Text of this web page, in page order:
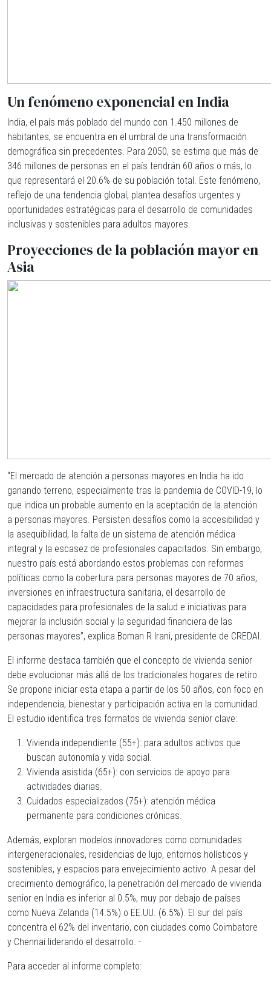
Un fenómeno exponencial en India
India, el país más poblado del mundo con 1.450 millones de
habitantes, se encuentra en el umbral de una transformación
demográfica sin precedentes. Para 2050, se estima que más de
346 millones de personas en el país tendrán 60 años o más, lo
que representará el 20.6% de su población total. Este fenómeno,
reflejo de una tendencia global, plantea desafíos urgentes y
oportunidades estratégicas para el desarrollo de comunidades
inclusivas y sostenibles para adultos mayores.
Proyecciones de la población mayor en
Asia
“El mercado de atención a personas mayores en India ha ido
ganando terreno, especialmente tras la pandemia de COVID-19, lo
que indica un probable aumento en la aceptación de la atención
a personas mayores. Persisten desafíos como la accesibilidad y
la asequibilidad, la falta de un sistema de atención médica
integral y la escasez de profesionales capacitados. Sin embargo,
nuestro país está abordando estos problemas con reformas
políticas como la cobertura para personas mayores de 70 años,
inversiones en infraestructura sanitaria, el desarrollo de
capacidades para profesionales de la salud e iniciativas para
mejorar la inclusión social y la seguridad financiera de las
personas mayores”, explica Boman R Irani, presidente de CREDAI.
El informe destaca también que el concepto de vivienda senior
debe evolucionar más allá de los tradicionales hogares de retiro.
Se propone iniciar esta etapa a partir de los 50 años, con foco en
independencia, bienestar y participación activa en la comunidad.
El estudio identifica tres formatos de vivienda senior clave:
Vivienda independiente (55+): para adultos activos que
buscan autonomía y vida social.
Vivienda asistida (65+): con servicios de apoyo para
actividades diarias.
Cuidados especializados (75+): atención médica
permanente para condiciones crónicas.
Además, exploran modelos innovadores como comunidades
intergeneracionales, residencias de lujo, entornos holísticos y
sostenibles, y espacios para envejecimiento activo. A pesar del
crecimiento demográfico, la penetración del mercado de vivienda
senior en India es inferior al 0.5%, muy por debajo de países
como Nueva Zelanda (14.5%) o EE.UU. (6.5%). El sur del país
concentra el 62% del inventario, con ciudades como Coimbatore
y Chennai liderando el desarrollo. -
Para acceder al informe completo: